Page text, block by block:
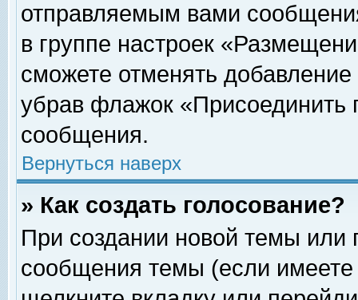
отправляемым вами
в группе настроек
сможете отменять
убрав флажок «Присоединить
сообщения.
Вернуться наверх
» Как создать голосование?
При создании новой темы или
сообщения темы (если